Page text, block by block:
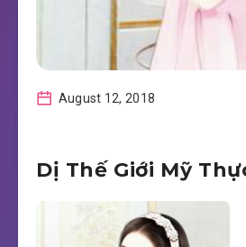
August 12, 2018
Dị Thế Giới Mỹ